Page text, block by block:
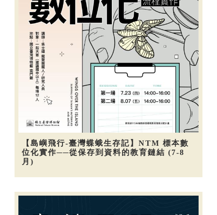
【島嶼飛行-臺灣蝶蛾生存記】NTM 標本數
位化實作──從保存到資料的教育鏈結 (7-8
月)